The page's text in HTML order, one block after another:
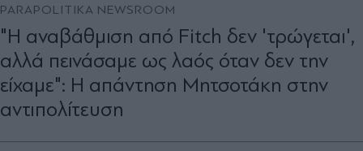
PARAPOLITIKA NEWSROOM
"Η αναβάθμιση από Fitch δεν 'τρώγεται',
αλλά πεινάσαμε ως λαός όταν δεν την
είχαμε": Η απάντηση Μητσοτάκη στην
αντιπολίτευση